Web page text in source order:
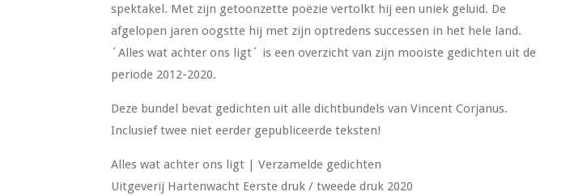
spektakel. Met zijn getoonzette poëzie vertolkt hij een uniek geluid. De
afgelopen jaren oogstte hij met zijn optredens successen in het hele land.
´Alles wat achter ons ligt´ is een overzicht van zijn mooiste gedichten uit de
periode 2012-2020.
Deze bundel bevat gedichten uit alle dichtbundels van Vincent Corjanus.
Inclusief twee niet eerder gepubliceerde teksten!
Alles wat achter ons ligt | Verzamelde gedichten
Uitgeverij Hartenwacht Eerste druk / tweede druk 2020